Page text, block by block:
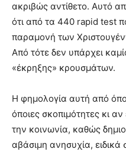
ακριβώς αντίθετο. Αυτό
ότι από τα 440 rapid test
παραμονή των
Από τότε δεν υπάρχει
«έκρηξης» κρουσμάτων.
Η φημολογία αυτή από
όποιες σκοπιμότητες κι αν
την κοινωνία, καθώς
αβάσιμη ανησυχία, ειδικά